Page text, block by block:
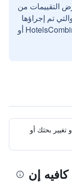
التقييمات من
تم إجراؤها
بواسطة مستخدمين حقيقيين مع HotelsCombined أو
تغيير بحثك أو
إن